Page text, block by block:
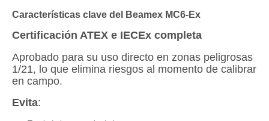
Características clave del Beamex MC6-Ex
Certificación ATEX e IECEx completa
Aprobado para su uso directo en zonas peligrosas
1/21, lo que elimina riesgos al momento de calibrar
en campo.
Evita: